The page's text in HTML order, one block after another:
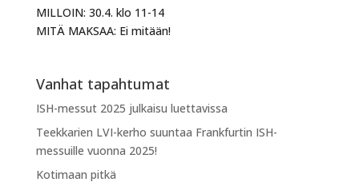
MILLOIN: 30.4. klo 11-14
MITÄ MAKSAA: Ei mitään!
Vanhat tapahtumat
ISH-messut 2025 julkaisu luettavissa
Teekkarien LVI-kerho suuntaa Frankfurtin ISH-
messuille vuonna 2025!
Kotimaan pitkä